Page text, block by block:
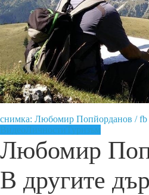
снимка: Любомир Попйорданов / fb
ВидеоЛичности Туризъм
Любомир
В другите